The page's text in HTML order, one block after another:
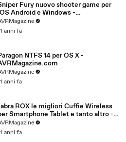
Fury nuovo shooter game per
Android e Windows -
anni fa
NTFS 14 per OS X -
anni fa
ROX le migliori Cuffie Wireless
Smartphone Tablet e tanto altro -
(720p)
anni fa